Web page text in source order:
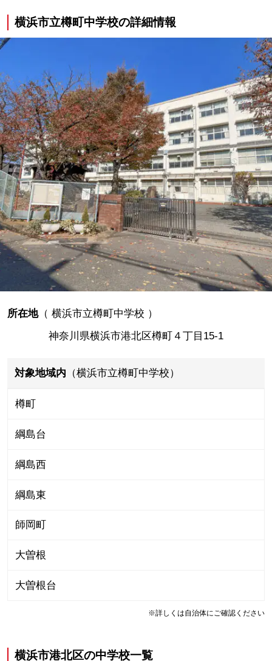
横浜市立樽町中学校の詳細情報
所在地（ 横浜市立樽町中学校 ）
神奈川県横浜市港北区樽町４丁目15-1
対象地域内 （横浜市立樽町中学校）
樽町
綱島台
綱島西
綱島東
師岡町
大曽根
大曽根台
※詳しくは自治体にご確認ください
横浜市港北区の中学校一覧